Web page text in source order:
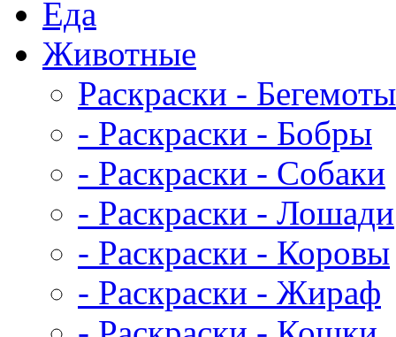
Еда
Животныe
Раскраски - Бегемоты
- Раскраски - Бобры
- Раскраски - Собаки
- Раскраски - Лошади
- Раскраски - Коровы
- Раскраски - Жираф